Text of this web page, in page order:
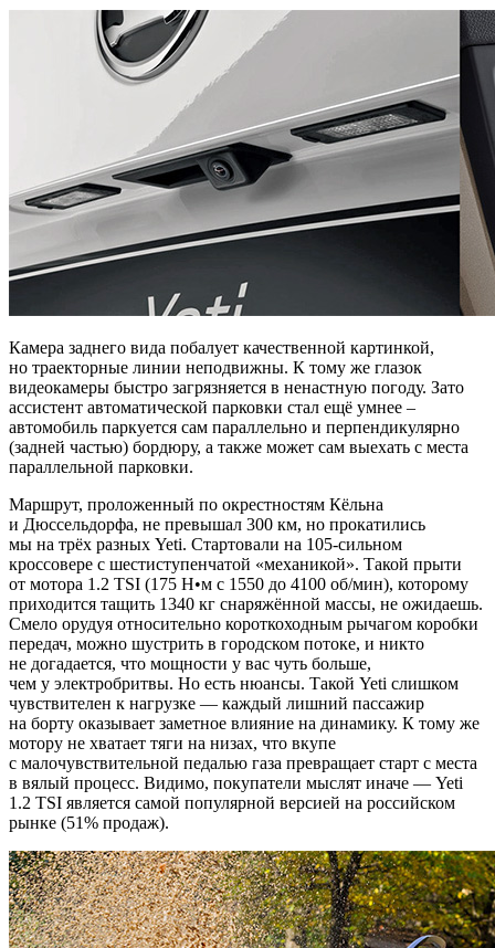
Камера заднего вида побалует качественной картинкой,
но траекторные линии неподвижны. К тому же глазок
видеокамеры быстро загрязняется в ненастную погоду. Зато
ассистент автоматической парковки стал ещё умнее –
автомобиль паркуется сам параллельно и перпендикулярно
(задней частью) бордюру, а также может сам выехать с места
параллельной парковки.
Маршрут, проложенный по окрестностям Кёльна
и Дюссельдорфа, не превышал 300 км, но прокатились
мы на трёх разных Yeti. Стартовали на 105-сильном
кроссовере с шестиступенчатой «механикой». Такой прыти
от мотора 1.2 TSI (175 Н•м с 1550 до 4100 об/мин), которому
приходится тащить 1340 кг снаряжённой массы, не ожидаешь.
Смело орудуя относительно короткоходным рычагом коробки
передач, можно шустрить в городском потоке, и никто
не догадается, что мощности у вас чуть больше,
чем у электробритвы. Но есть нюансы. Такой Yeti слишком
чувствителен к нагрузке — каждый лишний пассажир
на борту оказывает заметное влияние на динамику. К тому же
мотору не хватает тяги на низах, что вкупе
с малочувствительной педалью газа превращает старт с места
в вялый процесс. Видимо, покупатели мыслят иначе — Yeti
1.2 TSI является самой популярной версией на российском
рынке (51% продаж).